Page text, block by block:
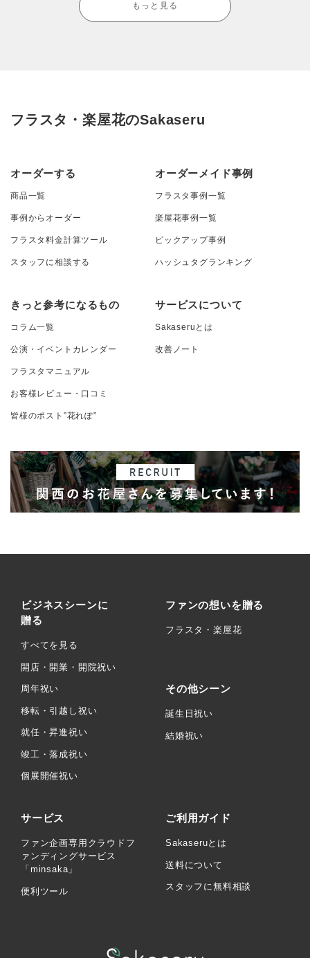
もっと見る
フラスタ・楽屋花のSakaseru
オーダーする
商品一覧
事例からオーダー
フラスタ料金計算ツール
スタッフに相談する
オーダーメイド事例
フラスタ事例一覧
楽屋花事例一覧
ピックアップ事例
ハッシュタグランキング
きっと参考になるもの
コラム一覧
公演・イベントカレンダー
フラスタマニュアル
お客様レビュー・口コミ
皆様のポスト”花れぽ”
サービスについて
Sakaseruとは
改善ノート
ビジネスシーンに
贈る
すべてを見る
開店・開業・開院祝い
周年祝い
移転・引越し祝い
就任・昇進祝い
竣工・落成祝い
個展開催祝い
ファンの想いを贈る
フラスタ・楽屋花
その他シーン
誕生日祝い
結婚祝い
サービス
ファン企画専用クラウドフ
ァンディングサービス
「minsaka」
便利ツール
ご利用ガイド
Sakaseruとは
送料について
スタッフに無料相談